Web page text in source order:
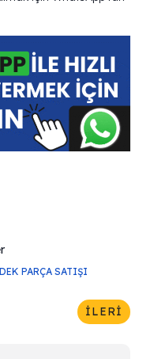
PARÇA SATIŞI
İLERI